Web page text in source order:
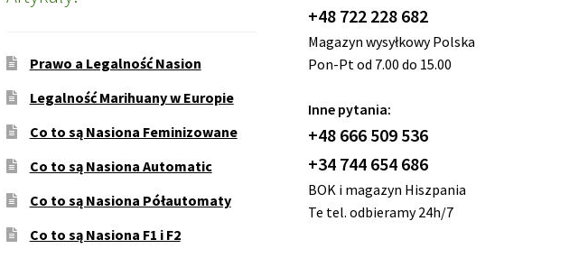
Prawo a Legalność Nasion
Legalność Marihuany w Europie
Co to są Nasiona Feminizowane
Co to są Nasiona Automatic
Co to są Nasiona Półautomaty
Co to są Nasiona F1 i F2
+48 722 228 682
Magazyn wysyłkowy Polska
Pon-Pt od 7.00 do 15.00
Inne pytania:
+48 666 509 536
+34 744 654 686
BOK i magazyn Hiszpania
Te tel. odbieramy 24h/7